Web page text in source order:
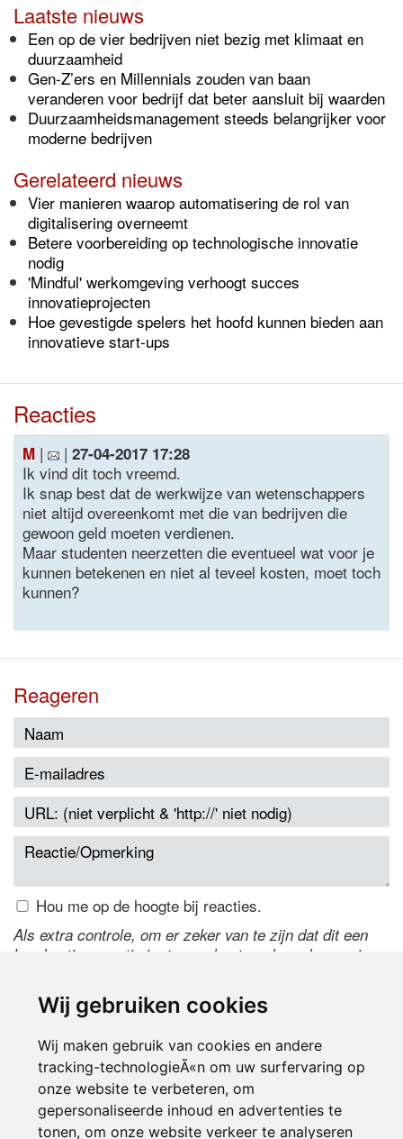
Wij gebruiken cookies
Wij maken gebruik van cookies en andere
tracking-technologieÃ«n om uw surfervaring op
onze website te verbeteren, om
gepersonaliseerde inhoud en advertenties te
tonen, om onze website verkeer te analyseren
Laatste nieuws
Een op de vier bedrijven niet bezig met klimaat en
duurzaamheid
Gen-Z’ers en Millennials zouden van baan
veranderen voor bedrijf dat beter aansluit bij waarden
Duurzaamheidsmanagement steeds belangrijker voor
moderne bedrijven
Gerelateerd nieuws
Vier manieren waarop automatisering de rol van
digitalisering overneemt
Betere voorbereiding op technologische innovatie
nodig
'Mindful' werkomgeving verhoogt succes
innovatieprojecten
Hoe gevestigde spelers het hoofd kunnen bieden aan
innovatieve start-ups
Reacties
M | | 27-04-2017 17:28
Ik vind dit toch vreemd.
Ik snap best dat de werkwijze van wetenschappers
niet altijd overeenkomt met die van bedrijven die
gewoon geld moeten verdienen.
Maar studenten neerzetten die eventueel wat voor je
kunnen betekenen en niet al teveel kosten, moet toch
kunnen?
Reageren
Hou me op de hoogte bij reacties.
Als extra controle, om er zeker van te zijn dat dit een
handmatige reactie is, typ onderstaande code over in
de code te wijzigen.